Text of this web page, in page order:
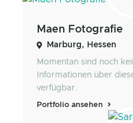
Maen Fotografie
Marburg, Hessen
Momentan sind noch
Informationen über
verfügbar.
Portfolio ansehen